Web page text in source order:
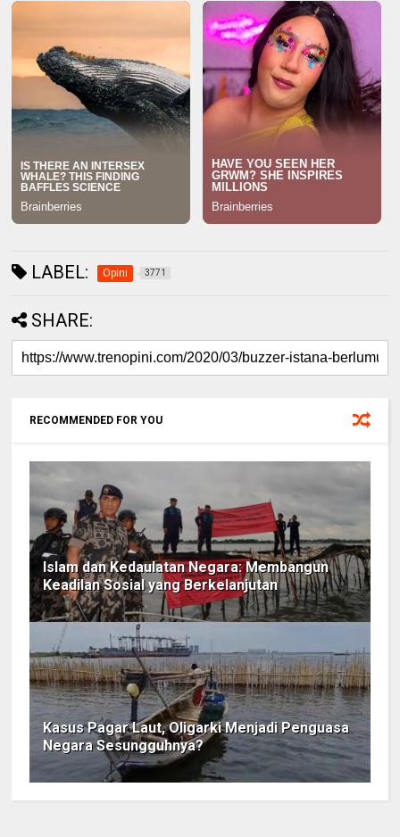
LABEL: Opini 3771
SHARE:
RECOMMENDED FOR YOU
Islam dan Kedaulatan Negara: Membangun
Keadilan Sosial yang Berkelanjutan
Kasus Pagar Laut, Oligarki Menjadi Penguasa
Negara Sesungguhnya?